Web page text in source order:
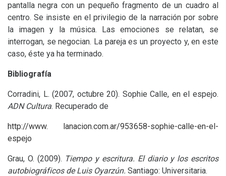
pantalla negra con un pequeño fragmento de un cuadro al
centro. Se insiste en el privilegio de la narración por sobre
la imagen y la música. Las emociones se relatan, se
interrogan, se negocian. La pareja es un proyecto y, en este
caso, éste ya ha terminado.
Bibliografía
Corradini, L. (2007, octubre 20). Sophie Calle, en el espejo.
ADNCultura. Recuperado de
http://www. lanacion.com.ar/953658-sophie-calle-en-el-
espejo
Grau, O. (2009). Tiempo y escritura. El diario y los escritos
autobiográficos de Luis Oyarzún. Santiago: Universitaria.